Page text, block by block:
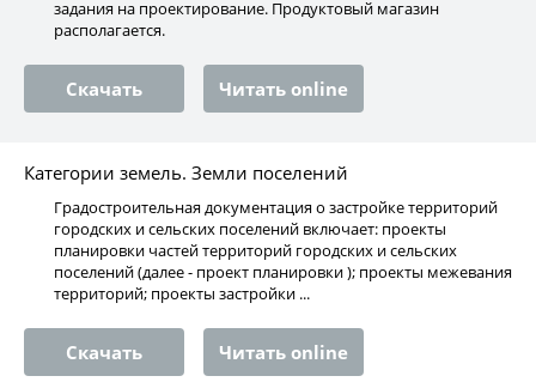
задания на проектирование. Продуктовый магазин
располагается.
Скачать Читать online
Категории земель. Земли поселений
Градостроительная документация о застройке территорий
городских и сельских поселений включает: проекты
планировки частей территорий городских и сельских
поселений (далее - проект планировки ); проекты межевания
территорий; проекты застройки ...
Скачать Читать online